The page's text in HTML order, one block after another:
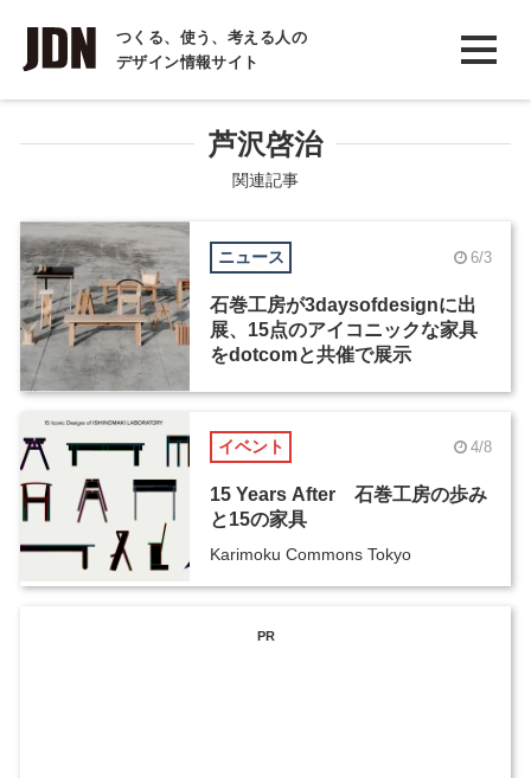
つくる、使う、考える人の
デザイン情報サイト
INTERVIEW
インタビュー
COLUMN
コラム
芦沢啓治
関連記事
ニュース 6/3
石巻工房が3daysofdesignに出
展、15点のアイコニックな家具
をdotcomと共催で展示
イベント 4/8
15 Years After 石巻工房の歩み
と15の家具
Karimoku Commons Tokyo
PR